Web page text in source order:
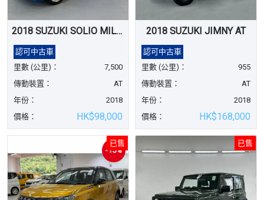
2018 SUZUKI SOLIO MILD HYBRID
認可中古車
里數 (公里)：
7,500
傳動裝置：
AT
年份：
2018
價格：
HK$98,000
2018 SUZUKI JIMNY AT
認可中古車
里數 (公里)：
955
傳動裝置：
AT
年份：
2018
價格：
HK$168,000
-15%
已售 已售